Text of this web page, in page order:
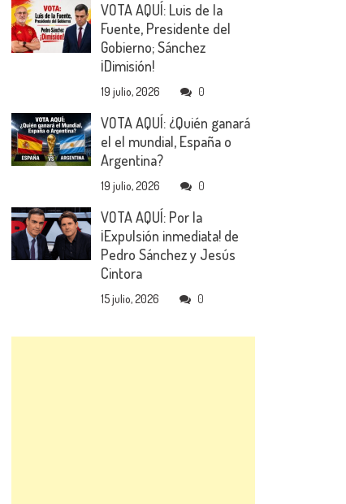
VOTA AQUÍ: Luis de la
Fuente, Presidente del
Gobierno; Sánchez
¡Dimisión!
19 julio, 2026 0
VOTA AQUÍ: ¿Quién ganará
el el mundial, España o
Argentina?
19 julio, 2026 0
VOTA AQUÍ: Por la
¡Expulsión inmediata! de
Pedro Sánchez y Jesús
Cintora
15 julio, 2026 0